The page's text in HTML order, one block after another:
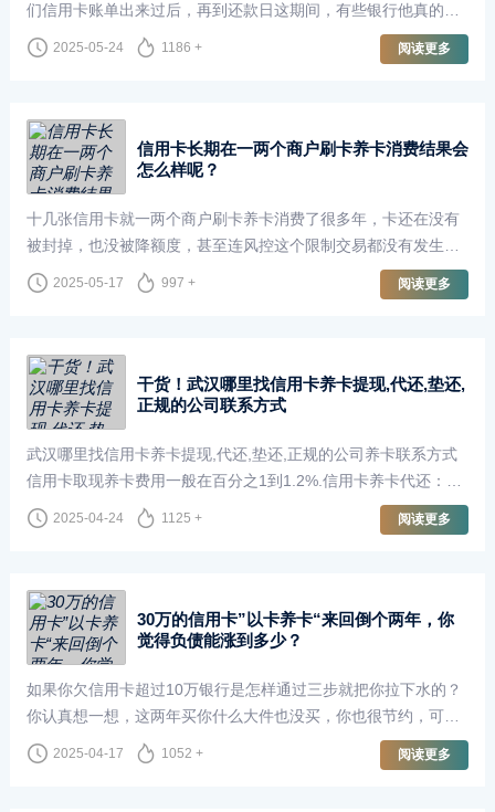
们信用卡账单出来过后，再到还款日这期间，有些银行他真的是
坚持不懈，不断的打电话推销分期。无论你的这个账单金额是像
我一样，每个月几十万的账单，还是···
2025-05-24 1186 + 阅读更多
信用卡长期在一两个商户刷卡养卡消费结果会
怎么样呢？
十几张信用卡就一两个商户刷卡养卡消费了很多年，卡还在没有
被封掉，也没被降额度，甚至连风控这个限制交易都没有发生
过。就是我平时经常用的几个卡的账单明细，然后再从我这个不
专业的角度啊，给大家去做个总结啊，···
2025-05-17 997 + 阅读更多
​干货！武汉哪里找信用卡养卡提现,代还,垫还,
正规的公司联系方式
武汉哪里找信用卡养卡提现,代还,垫还,正规的公司养卡联系方式
信用卡取现养卡费用一般在百分之1到1.2%.信用卡养卡代还：信
用也能养起来,信用卡数量太多,总是忘记还款导致逾期影响征信而
且资金也周转不开（这种情况就要···
2025-04-24 1125 + 阅读更多
30万的信用卡”以卡养卡“来回倒个两年，你
觉得负债能涨到多少？
如果你欠信用卡超过10万银行是怎样通过三步就把你拉下水的？
你认真想一想，这两年买你什么大件也没买，你也很节约，可是
欠款却越欠越多，这到底怎么回事？看完这篇文章你一定会感谢
我，银行拉你下水的过程一般分为三···
2025-04-17 1052 + 阅读更多